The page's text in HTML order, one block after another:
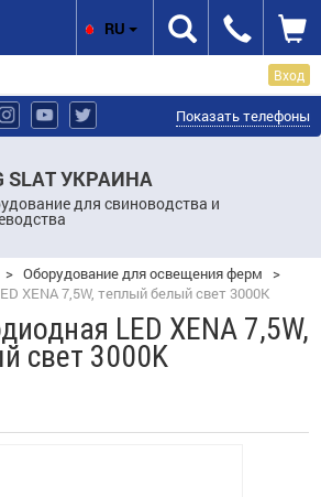
Вход
Показать телефоны
SLAT УКРАИНА
для свиноводства и
RU
> Оборудование для освещения ферм
>
XENA 7,5W, теплый белый свет 3000K
LED XENA 7,5W,
свет 3000K